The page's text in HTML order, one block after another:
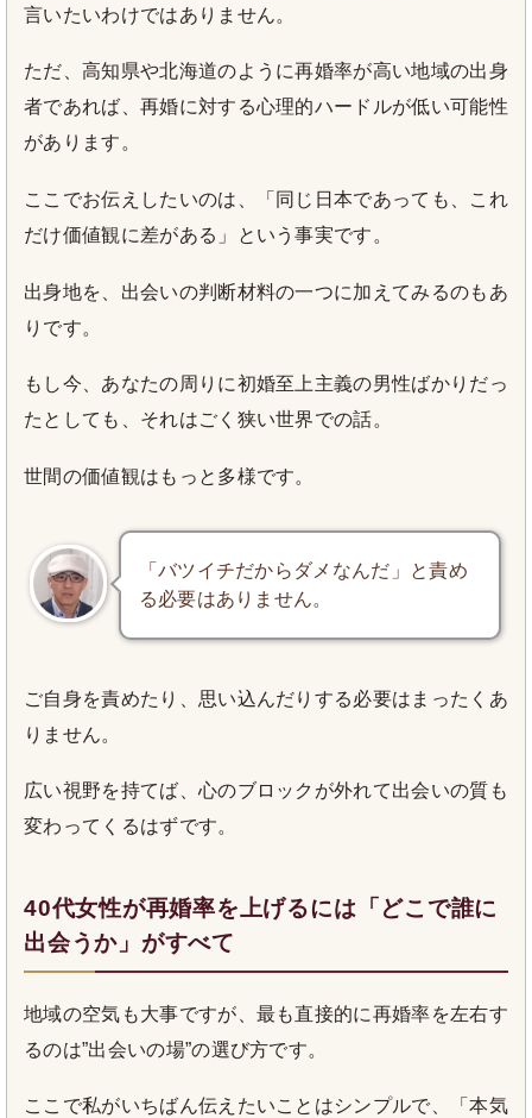
言いたいわけではありません。
ただ、高知県や北海道のように再婚率が高い地域の出身
者であれば、再婚に対する心理的ハードルが低い可能性
があります。
ここでお伝えしたいのは、「同じ日本であっても、これ
だけ価値観に差がある」という事実です。
出身地を、出会いの判断材料の一つに加えてみるのもあ
りです。
もし今、あなたの周りに初婚至上主義の男性ばかりだっ
たとしても、それはごく狭い世界での話。
世間の価値観はもっと多様です。
「バツイチだからダメなんだ」と責め
る必要はありません。
ご自身を責めたり、思い込んだりする必要はまったくあ
りません。
広い視野を持てば、心のブロックが外れて出会いの質も
変わってくるはずです。
40代女性が再婚率を上げるには「どこで誰に
出会うか」がすべて
地域の空気も大事ですが、最も直接的に再婚率を左右す
るのは”出会いの場”の選び方です。
ここで私がいちばん伝えたいことはシンプルで、「本気